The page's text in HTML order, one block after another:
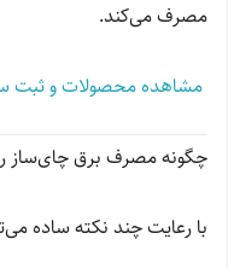
مصرف می‌کند.
مشاهده محصولات و ثبت
چگونه مصرف برق چای‌ساز
با رعایت چند نکته ساده